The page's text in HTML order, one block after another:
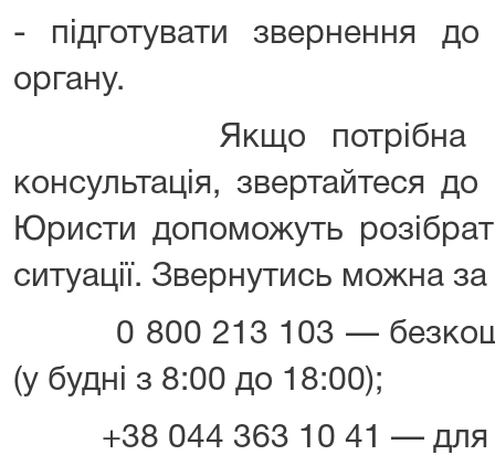
- підготувати звернення
органу.
Якщо потрібна
консультація, звертайтеся
Юристи допоможуть
ситуації. Звернутись можна
0 800 213 103 —
(у будні з 8:00 до 18:00);
+38 044 363 10 41 — для